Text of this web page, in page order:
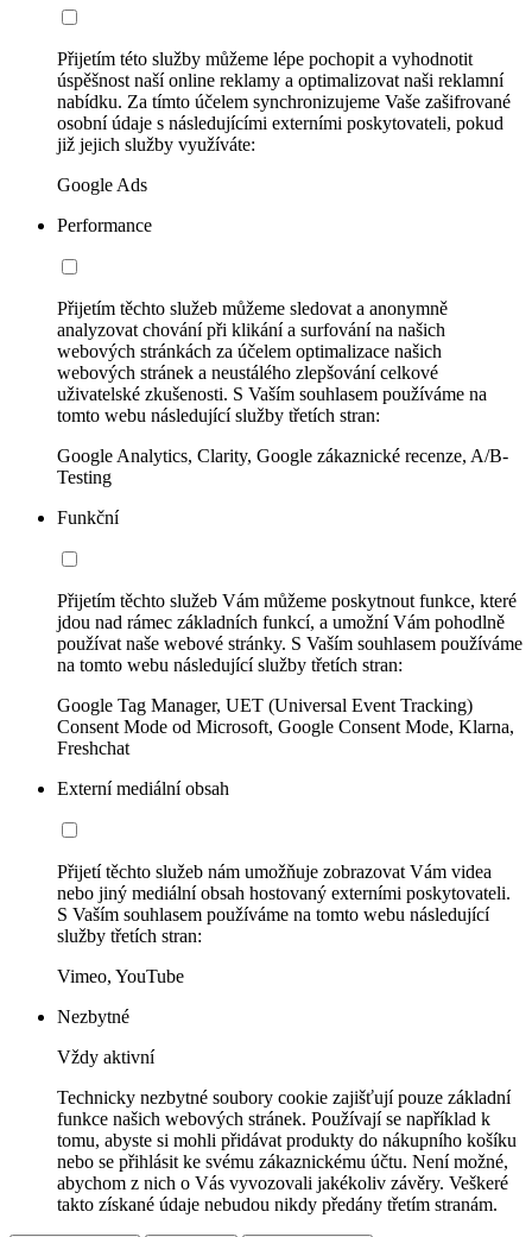
Přijetím této služby můžeme lépe pochopit a vyhodnotit
úspěšnost naší online reklamy a optimalizovat naši reklamní
nabídku. Za tímto účelem synchronizujeme Vaše zašifrované
osobní údaje s následujícími externími poskytovateli, pokud
již jejich služby využíváte:
Google Ads
Performance
Přijetím těchto služeb můžeme sledovat a anonymně
analyzovat chování při klikání a surfování na našich
webových stránkách za účelem optimalizace našich
webových stránek a neustálého zlepšování celkové
uživatelské zkušenosti. S Vaším souhlasem používáme na
tomto webu následující služby třetích stran:
Google Analytics, Clarity, Google zákaznické recenze, A/B-
Testing
Funkční
Přijetím těchto služeb Vám můžeme poskytnout funkce, které
jdou nad rámec základních funkcí, a umožní Vám pohodlně
používat naše webové stránky. S Vaším souhlasem používáme
na tomto webu následující služby třetích stran:
Google Tag Manager, UET (Universal Event Tracking)
Consent Mode od Microsoft, Google Consent Mode, Klarna,
Freshchat
Externí mediální obsah
Přijetí těchto služeb nám umožňuje zobrazovat Vám videa
nebo jiný mediální obsah hostovaný externími poskytovateli.
S Vaším souhlasem používáme na tomto webu následující
služby třetích stran:
Vimeo, YouTube
Nezbytné
Vždy aktivní
Technicky nezbytné soubory cookie zajišťují pouze základní
funkce našich webových stránek. Používají se například k
tomu, abyste si mohli přidávat produkty do nákupního košíku
nebo se přihlásit ke svému zákaznickému účtu. Není možné,
abychom z nich o Vás vyvozovali jakékoliv závěry. Veškeré
takto získané údaje nebudou nikdy předány třetím stranám.